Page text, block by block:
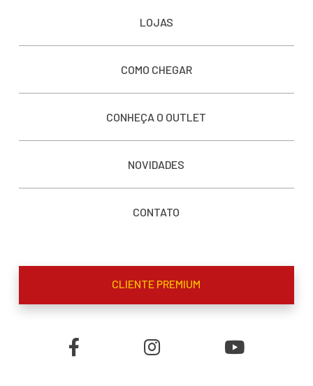
LOJAS
COMO CHEGAR
CONHEÇA O OUTLET
NOVIDADES
CONTATO
CLIENTE PREMIUM